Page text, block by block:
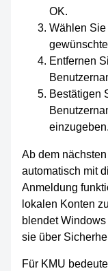
OK.
Wählen Sie
Entfernen
Bestätigen
einzugeben.
Ab dem
automatisch mit
Anmeldung
lokalen Konten
blendet
sie über
Für KMU